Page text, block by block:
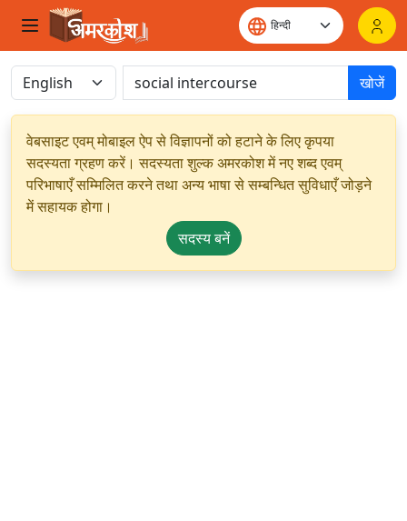
खोजें
वेबसाइट एवम् मोबाइल ऐप से विज्ञापनों को हटाने के लिए कृपया
सदस्यता ग्रहण करें। सदस्यता शुल्क अमरकोश में नए शब्द एवम्
परिभाषाएँ सम्मिलित करने तथा अन्य भाषा से सम्बन्धित सुविधाएँ जोड़ने
में सहायक होगा।
सदस्य बनें